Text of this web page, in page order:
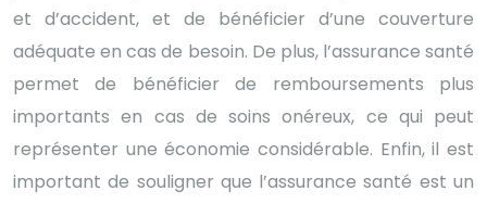
et d’accident, et de bénéficier d’une couverture
adéquate en cas de besoin. De plus, l’assurance santé
permet de bénéficier de remboursements plus
importants en cas de soins onéreux, ce qui peut
représenter une économie considérable. Enfin, il est
important de souligner que l’assurance santé est un